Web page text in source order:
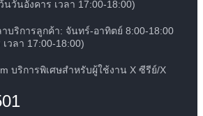
อะไหล่
ลข IMEI
บประกันของ vivo
งวีโว่
นวันอังคาร เวลา 17:00-18:00)
าบริการลูกค้า: จันทร์-อาทิตย์ 8:00-18:00
วลา 17:00-18:00)
บริการพิเศษสำหรับผู้ใช้งาน X ซีรีย์/X